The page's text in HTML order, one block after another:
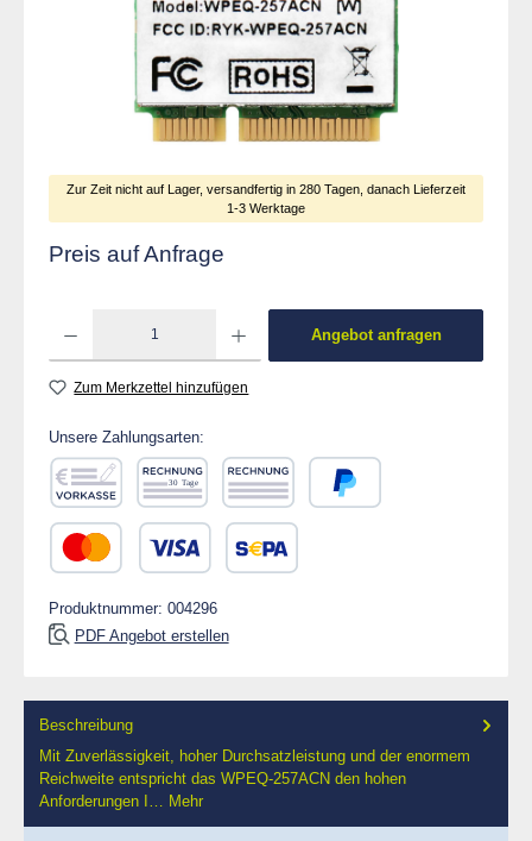
Zur Zeit nicht auf Lager, versandfertig in 280 Tagen, danach Lieferzeit
1-3 Werktage
Preis auf Anfrage
Angebot anfragen
Zum Merkzettel hinzufügen
Unsere Zahlungsarten:
Vorkasse Rechnung 30 Tage
Rechnung
Produktnummer: 004296
PDF Angebot erstellen
Beschreibung
Mit Zuverlässigkeit, hoher Durchsatzleistung und der enormem
Reichweite entspricht das WPEQ-257ACN den hohen
Anforderungen I… Mehr